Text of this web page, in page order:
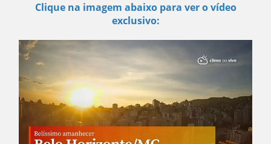
Clique na imagem abaixo para ver o vídeo
exclusivo: